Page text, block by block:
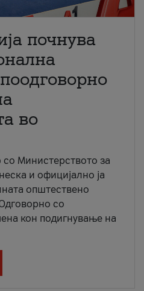
почнува
во
со Министерството за
и официјално ја
општествено
со
кон подигнување на